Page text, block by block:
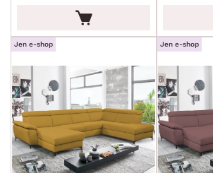
Jen e-shop Jen e-shop